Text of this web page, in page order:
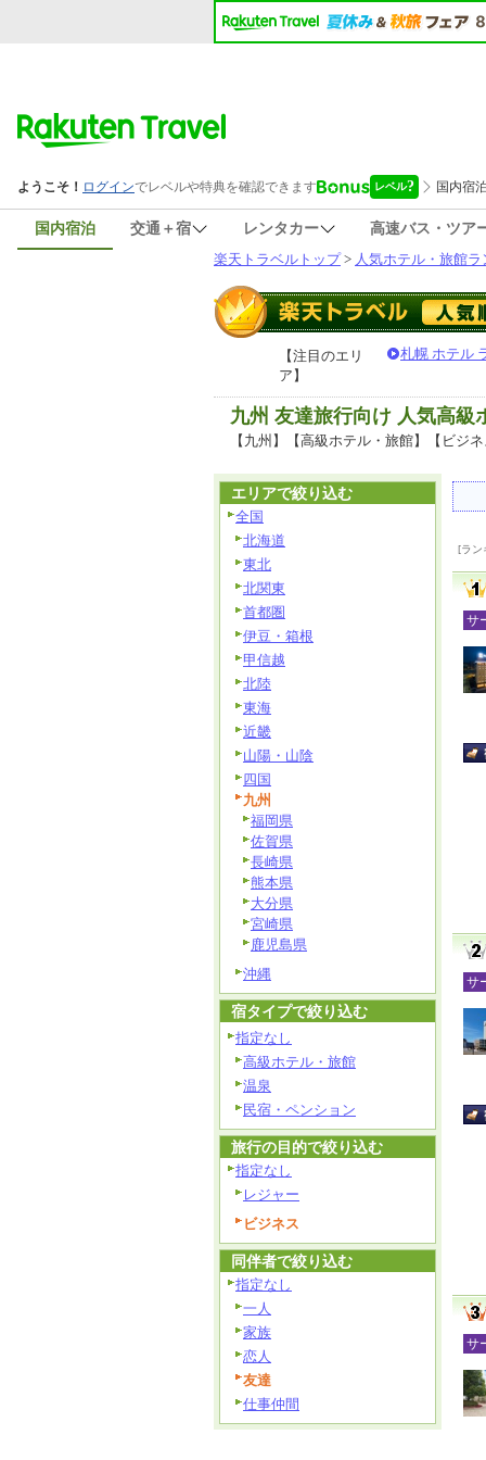
国内宿泊 交通＋宿 レンタカー
高速バス・ツア
楽天トラベルトップ> 人気ホテル・旅館ラ
【注目のエリ
ア】
札幌 ホテル
九州 友達旅行向け 人気高級
【九州】【高級ホテル・旅館】【ビジ
[ラン
サ
サ
サ
エリアで絞り込む
全国
北海道
東北
北関東
首都圏
伊豆・箱根
甲信越
北陸
東海
近畿
山陽・山陰
四国
九州
福岡県
佐賀県
長崎県
熊本県
大分県
宮崎県
鹿児島県
沖縄
宿タイプで絞り込む
指定なし
高級ホテル・旅館
温泉
民宿・ペンション
旅行の目的で絞り込む
指定なし
レジャー
ビジネス
同伴者で絞り込む
指定なし
一人
家族
恋人
友達
仕事仲間